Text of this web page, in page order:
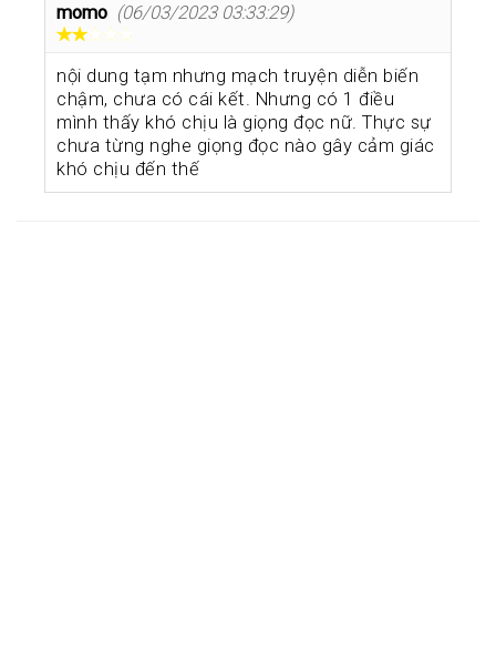
momo (06/03/2023 03:33:29)
nội dung tạm nhưng mạch truyện diễn biến
chậm, chưa có cái kết. Nhưng có 1 điều
mình thấy khó chịu là giọng đọc nữ. Thực sự
chưa từng nghe giọng đọc nào gây cảm giác
khó chịu đến thế